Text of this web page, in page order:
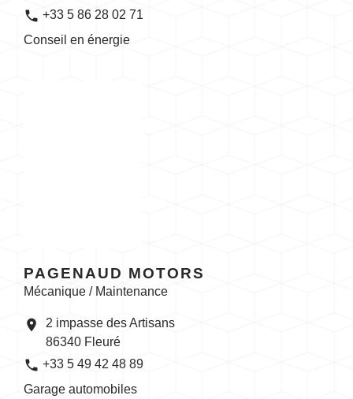
phone +33 5 86 28 02 71
Conseil en énergie
PAGENAUD MOTORS
Mécanique / Maintenance
location_on
2 impasse des Artisans
86340 Fleuré
phone +33 5 49 42 48 89
Garage automobiles